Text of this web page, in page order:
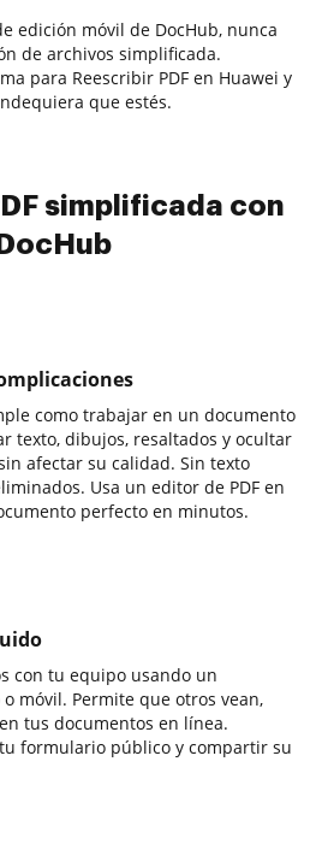
edición móvil de DocHub, nunca
de archivos simplificada.
para Reescribir PDF en Huawei y
que estés.
simplificada con
DocHub
como trabajar en un documento
texto, dibujos, resaltados y ocultar
afectar su calidad. Sin texto
Usa un editor de PDF en
perfecto en minutos.
con tu equipo usando un
móvil. Permite que otros vean,
tus documentos en línea.
formulario público y compartir su